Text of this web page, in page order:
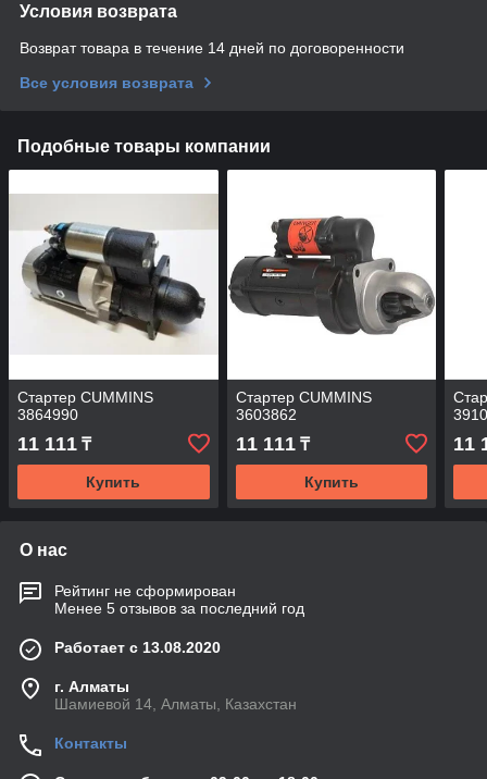
Условия возврата
Возврат товара в течение 14 дней по договоренности
Все условия возврата
Подобные товары компании
Стартер CUMMINS
3864990
11 111 ₸
Купить
Стартер CUMMINS
3603862
11 111₸
Купить
11
О нас
Рейтинг не сформирован
Менее 5 отзывов за последний год
Работает с 13.08.2020
г. Алматы
Шамиевой 14, Алматы, Казахстан
Контакты